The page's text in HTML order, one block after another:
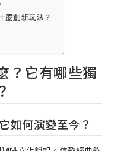
麼創新玩法？
？它有哪些獨
如何演變至今？